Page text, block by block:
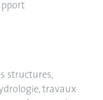
structures,
travaux